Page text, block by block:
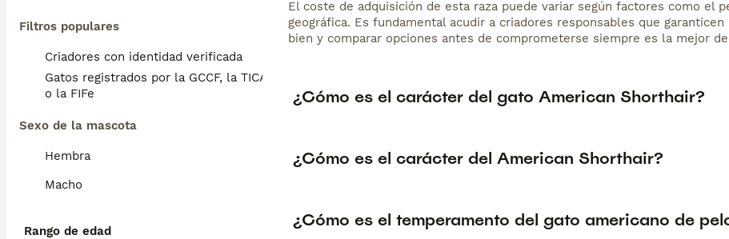
Filtros populares
Criadores con identidad verificada
Gatos registrados por la GCCF, la TICA
o la FIFe
Sexo de la mascota
Hembra
Macho
Rango de edad
El coste de adquisición de esta raza puede variar según factores como el
geográfica. Es fundamental acudir a criadores responsables que
bien y comparar opciones antes de comprometerse siempre es la mejor
¿Cómo es el carácter del gato American Shorthair?
¿Cómo es el carácter del American Shorthair?
¿Cómo es el temperamento del gato americano de